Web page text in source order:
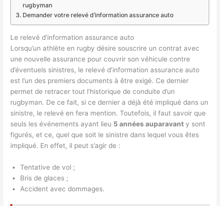
rugbyman
Demander votre relevé d’information assurance auto
Le relevé d’information assurance auto
Lorsqu’un athlète en rugby désire souscrire un contrat avec
une nouvelle assurance pour couvrir son véhicule contre
d’éventuels sinistres, le relevé d’information assurance auto
est l’un des premiers documents à être exigé. Ce dernier
permet de retracer tout l’historique de conduite d’un
rugbyman. De ce fait, si ce dernier a déjà été impliqué dans un
sinistre, le relevé en fera mention. Toutefois, il faut savoir que
seuls les événements ayant lieu 5 années auparavant y sont
figurés, et ce, quel que soit le sinistre dans lequel vous êtes
impliqué. En effet, il peut s’agir de :
Tentative de vol ;
Bris de glaces ;
Accident avec dommages.